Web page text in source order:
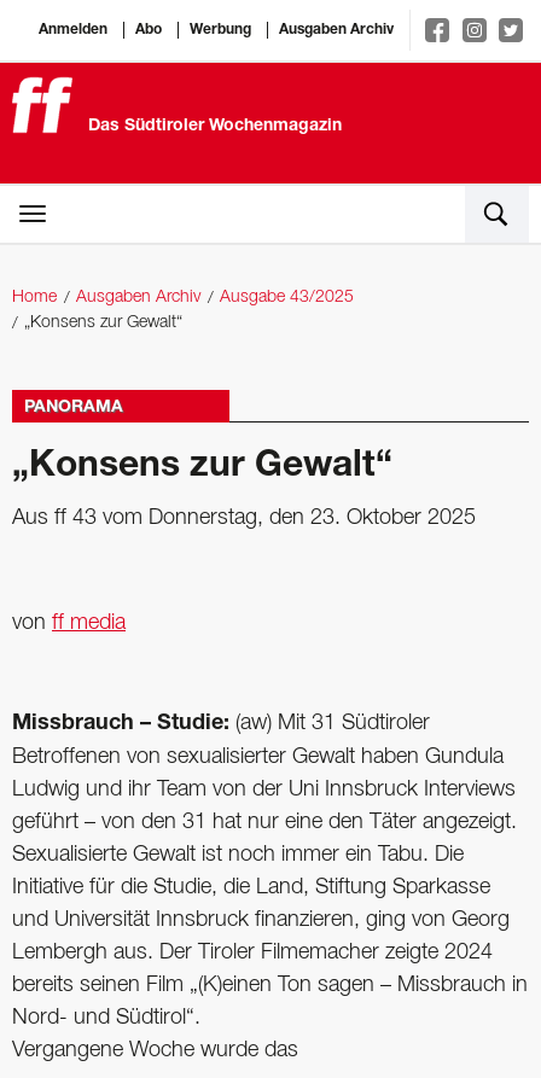
Anmelden Abo Werbung Ausgaben Archiv
Das Südtiroler Wochenmagazin
Home Ausgaben Archiv
Ausgabe 43/2025
„Konsens zur Gewalt“
PANORAMA
„Konsens zur Gewalt“
Aus ff 43 vom Donnerstag, den 23. Oktober 2025
von ff media
Missbrauch – Studie: (aw) Mit 31 Südtiroler
Betroffenen von sexualisierter Gewalt haben Gundula
Ludwig und ihr Team von der Uni Innsbruck Interviews
geführt – von den 31 hat nur eine den Täter angezeigt.
Sexualisierte Gewalt ist noch immer ein Tabu. Die
Initiative für die Studie, die Land, Stiftung Sparkasse
und Universität Innsbruck finanzieren, ging von Georg
Lembergh aus. Der Tiroler Filmemacher zeigte 2024
bereits seinen ­Film ­­­­­­­­­­­­­­„­­(K)ei­­nen Ton sagen – Missbrauch in
Nord- und Südtirol“.
Vergangene Woche wurde das